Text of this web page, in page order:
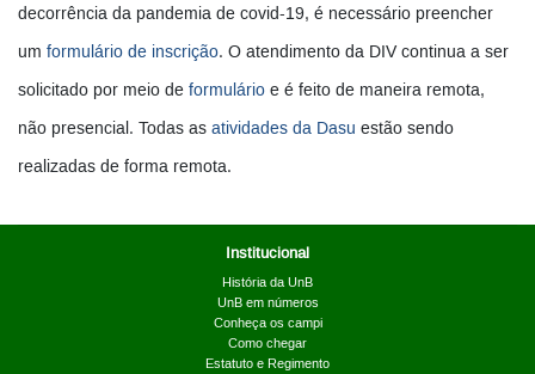
decorrência da pandemia de covid-19, é necessário preencher
um formulário de inscrição. O atendimento da DIV continua a ser
solicitado por meio de formulário e é feito de maneira remota,
não presencial. Todas as atividades da Dasu estão sendo
realizadas de forma remota.
Institucional
História da UnB
UnB em números
Conheça os campi
Como chegar
Estatuto e Regimento